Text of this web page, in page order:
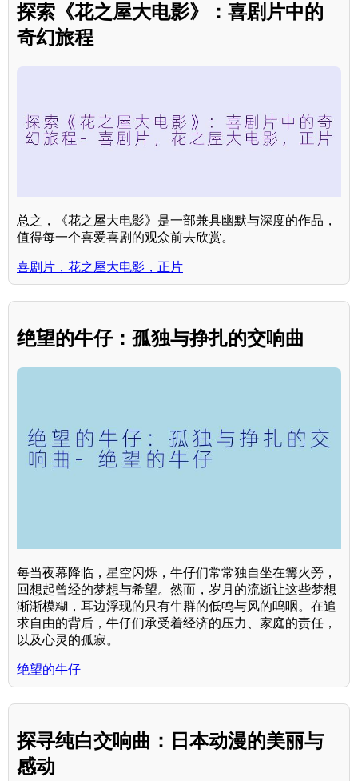
探索《花之屋大电影》：喜剧片中的
奇幻旅程
总之，《花之屋大电影》是一部兼具幽默与深度的作品，
值得每一个喜爱喜剧的观众前去欣赏。
喜剧片，花之屋大电影，正片
绝望的牛仔：孤独与挣扎的交响曲
每当夜幕降临，星空闪烁，牛仔们常常独自坐在篝火旁，
回想起曾经的梦想与希望。然而，岁月的流逝让这些梦想
渐渐模糊，耳边浮现的只有牛群的低鸣与风的呜咽。在追
求自由的背后，牛仔们承受着经济的压力、家庭的责任，
以及心灵的孤寂。
绝望的牛仔
探寻纯白交响曲：日本动漫的美丽与
感动